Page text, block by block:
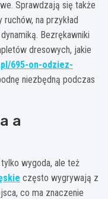
Sprawdzają się także
na przykład
Bezrękawniki
dresowych, jakie
695-on-odziez-
niezbędną podczas
a
wygoda, ale też
często wygrywają z
co ma znaczenie